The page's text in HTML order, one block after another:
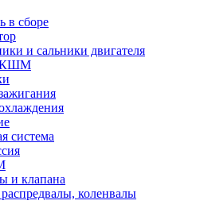
в сборе
и сальники двигателя
КШМ
система
и клапана
коленвалы